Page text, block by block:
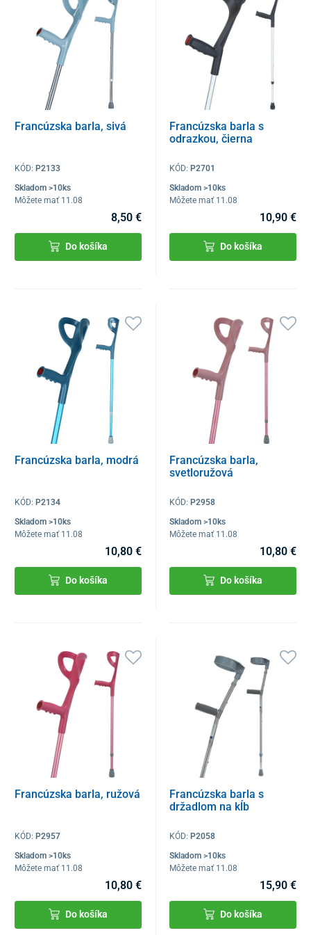
Francúzska barla, sivá
KÓD: P2133
Skladom >10ks
Môžete mať 11.08
8,50 €
Do košíka
Francúzska barla s
odrazkou, čierna
KÓD: P2701
Skladom >10ks
Môžete mať 11.08
10,90 €
Do košíka
Francúzska barla, modrá
KÓD: P2134
Skladom >10ks
Môžete mať 11.08
10,80 €
Do košíka
Francúzska barla,
svetloružová
KÓD:P2958
Skladom >10ks
Môžete mať 11.08
10,80 €
Do košíka
Francúzska barla, ružová
KÓD: P2957
Skladom >10ks
Môžete mať 11.08
10,80 €
Do košíka
Francúzska barla s
držadlom na kĺb
KÓD:P2058
Skladom >10ks
Môžete mať 11.08
15,90 €
Do košíka